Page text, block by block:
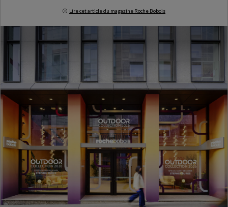
Lire cet article du magazine Roche Bobois
Milan Design Week 2026